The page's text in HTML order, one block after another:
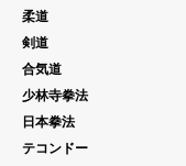
柔道
剣道
合気道
少林寺拳法
日本拳法
テコンドー